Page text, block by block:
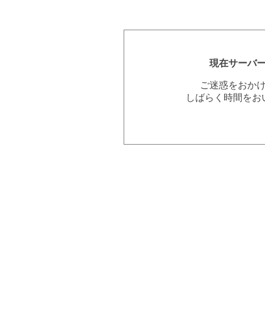
現在サーバ
ご迷惑をおか
しばらく時間を